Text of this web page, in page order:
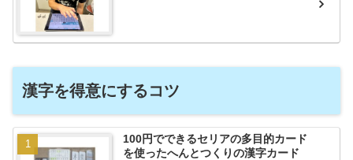
漢字を得意にするコツ
100円でできるセリアの多目的カード
を使ったへんとつくりの漢字カード